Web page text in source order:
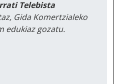
Telebista
Gida Komertzialeko
edukiaz gozatu.